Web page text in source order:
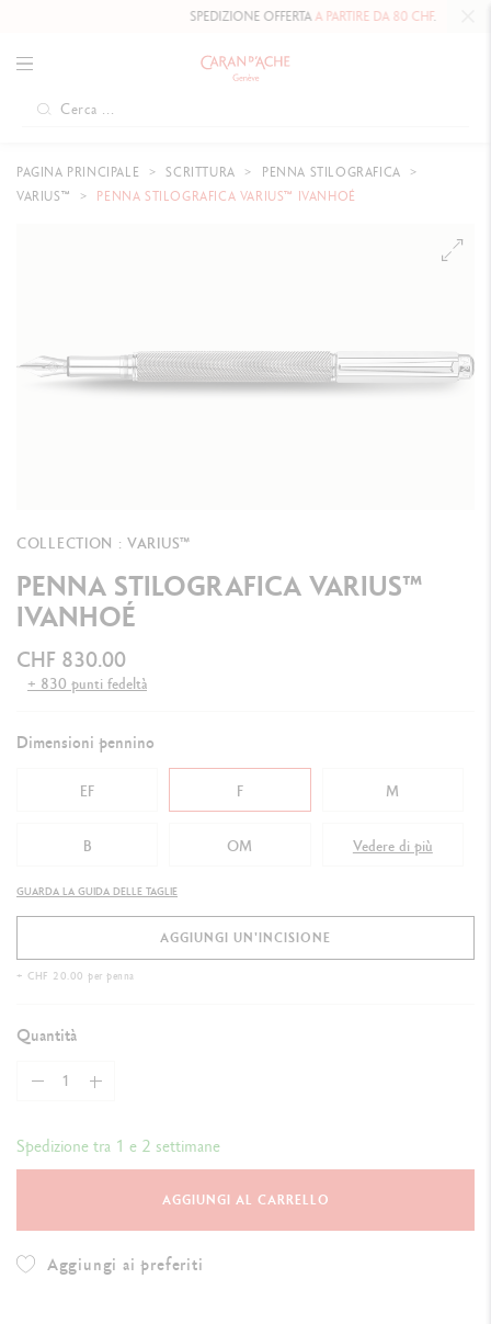
SPEDIZIONE OFFERTAA PARTIRE DA 80 CHF.
PAGINA PRINCIPALE SCRITTURA
PENNA STILOGRAFICA
VARIUS™
PENNA STILOGRAFICA VARIUS™ IVANHOÉ
COLLECTION : VARIUS™
PENNA STILOGRAFICA VARIUS™
IVANHOÉ
CHF 830.00
+ 830 punti fedeltà
Dimensioni pennino
EF F M
B OM OB
Vedere di più
GUARDA LA GUIDA DELLE TAGLIE
AGGIUNGI UN'INCISIONE
+ CHF 20.00 per penna
Quantità
Spedizione tra 1 e 2 settimane
AGGIUNGI AL CARRELLO
Aggiungi ai preferiti